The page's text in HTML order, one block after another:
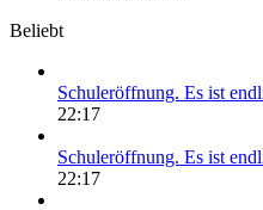
Beliebt
Schuleröffnung. Es ist
22:17
Schuleröffnung. Es ist
22:17